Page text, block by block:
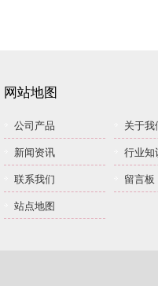
网站地图
公司产品 关于我
新闻资讯 行业知
联系我们 留言板
站点地图